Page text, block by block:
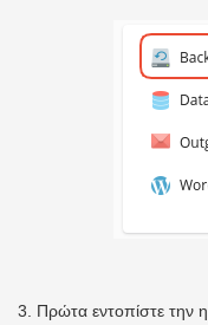
3. Πρώτα εντοπίστε την